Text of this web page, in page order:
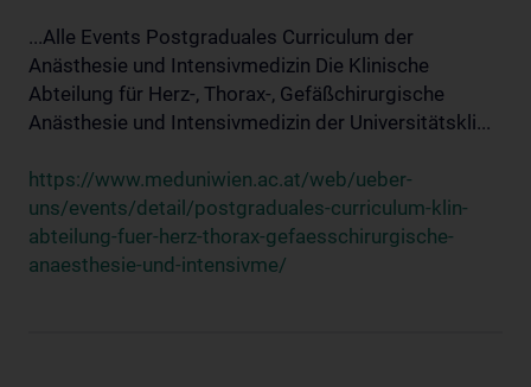
...Alle Events Postgraduales Curriculum der
Anästhesie und Intensivmedizin Die Klinische
Abteilung für Herz-, Thorax-, Gefäßchirurgische
Anästhesie und Intensivmedizin der Universitätskli...
https://www.meduniwien.ac.at/web/ueber-
uns/events/detail/postgraduales-curriculum-klin-
abteilung-fuer-herz-thorax-gefaesschirurgische-
anaesthesie-und-intensivme/